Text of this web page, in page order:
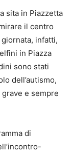
sita in Piazzetta
il centro
infatti,
in Piazza
sono stati
dell’autismo,
e sempre
di